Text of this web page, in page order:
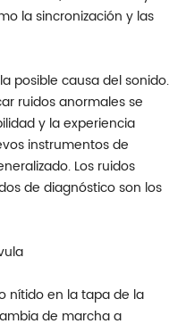
la sincronización y las
posible causa del sonido.
ruidos anormales se
y la experiencia
instrumentos de
Los ruidos
de diagnóstico son los
nítido en la tapa de la
de marcha a